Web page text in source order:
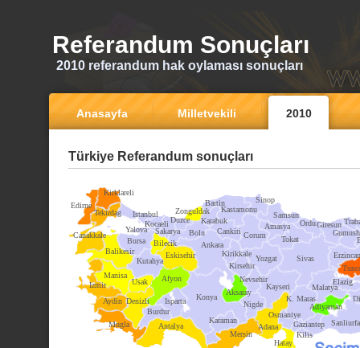
Referandum Sonuçları
2010 referandum hak oylaması sonuçları
Anasayfa Milletvekili 2010
Türkiye Referandum sonuçları
Ankara
Kirklareli
Edirne
Tekirdag
Canakkale
Balikesir
Bursa
Istanbul
Kocaeli
Sakarya
Zonguldak
Bolu
Bilecik
Eskisehir
Kutahya
Manisa
Izmir
Aydin
Mugla
Denizli
Burdur
Usak Afyon
Isparta
Antalya
Konya
Mersin
Kirsehir
Cankiri
Kastamonu
Sinop
Corum
Yozgat
Nevsehir
Nigde
Adana
Hatay
K. Maras
Kayseri
Sivas
Tokat
Amasya
Samsun
OrduGiresun
Erzincan
Malatya
Gaziantep Sanliurfa
Adiyaman
Elazig
Kirikkale
Karaman
Aksaray
Kilis
Duzce Karabuk
Bartin
Osmaniye
Yalova